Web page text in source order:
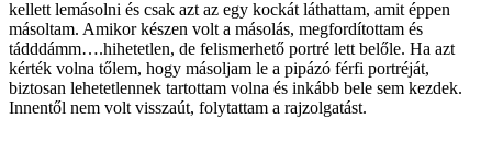
kellett lemásolni és csak azt az egy kockát láthattam, amit éppen
másoltam. Amikor készen volt a másolás, megfordítottam és
tádddámm….hihetetlen, de felismerhető portré lett belőle. Ha azt
kérték volna tőlem, hogy másoljam le a pipázó férfi portréját,
biztosan lehetetlennek tartottam volna és inkább bele sem kezdek.
Innentől nem volt visszaút, folytattam a rajzolgatást.